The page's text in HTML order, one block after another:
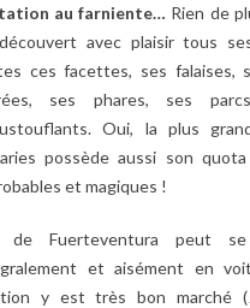
au farniente… Rien de
avec plaisir tous
ces facettes, ses falaises,
ses phares, ses
Oui, la plus
possède aussi son quota
et magiques !
de Fuerteventura peut se
et aisément en
y est très bon marché (